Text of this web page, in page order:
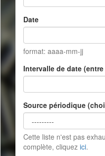
Date
format: aaaa-mm-jj
Intervalle de date
Source périodique
Cette liste n'est pas
complète, cliquez ici.